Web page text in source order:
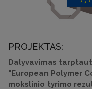
PROJEKTAS:
Dalyvavimas
"European Polymer
mokslinio tyrimo